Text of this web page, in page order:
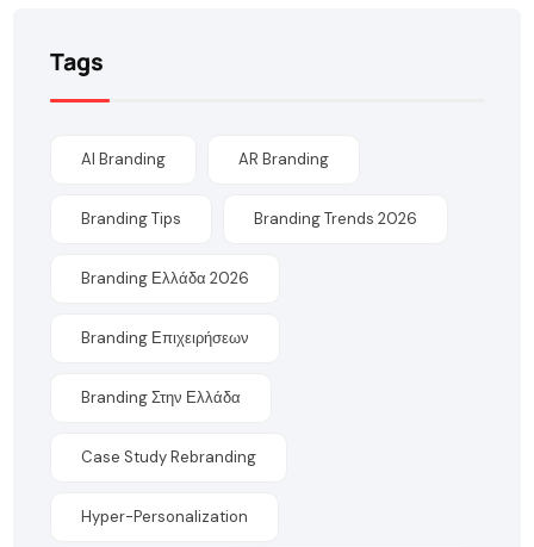
Tags
AI Branding AR Branding
Branding Tips Branding Trends 2026
Branding Ελλάδα 2026
Branding Επιχειρήσεων
Branding Στην Ελλάδα
Case Study Rebranding
Hyper-Personalization